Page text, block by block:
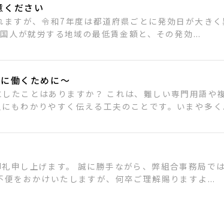
ださい
すが、令和7年度は都道府県ごとに発効日が大きく
が就労する地域の最低賃金額と、その発効...
働くために～
たことはありますか？ これは、難しい専門用語や
もわかりやすく伝える工夫のことです。いまや多く
申し上げます。 誠に勝手ながら、弊組合事務局で
をおかけいたしますが、何卒ご理解賜りますよ...